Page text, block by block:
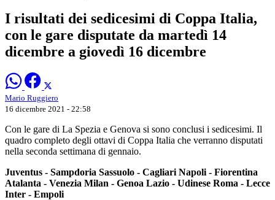
I risultati dei sedicesimi di Coppa Italia,
con le gare disputate da martedì 14
dicembre a giovedì 16 dicembre
Mario Ruggiero
16 dicembre 2021 - 22:58
Con le gare di La Spezia e Genova si sono conclusi i sedicesimi. Il
quadro completo degli ottavi di Coppa Italia che verranno disputati
nella seconda settimana di gennaio.
Juventus - Sampdoria Sassuolo - Cagliari Napoli - Fiorentina
Atalanta - Venezia Milan - Genoa Lazio - Udinese Roma - Lecce
Inter - Empoli